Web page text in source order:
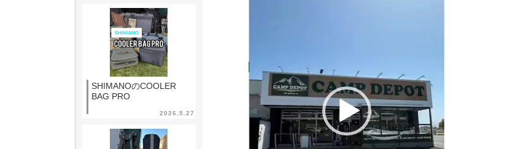
2026.5.27
SHIMANOのCOOLER
BAG PRO